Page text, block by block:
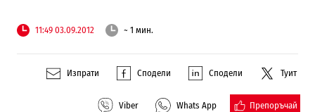
11:49 03.09.2012 ~ 1 мин.
Изпрати Сподели Сподели Туит
Viber Whats App Препоръчай